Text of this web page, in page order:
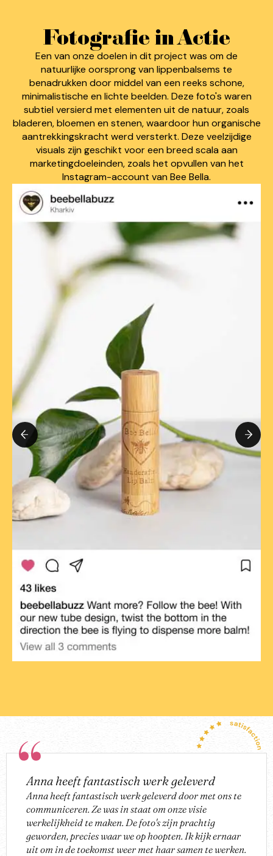
Fotografie in Actie
Een van onze doelen in dit project was om de
natuurlijke oorsprong van lippenbalsems te
benadrukken door middel van een reeks schone,
minimalistische en lichte beelden. Deze foto's waren
subtiel versierd met elementen uit de natuur, zoals
bladeren, bloemen en stenen, waardoor hun organische
aantrekkingskracht werd versterkt. Deze veelzijdige
visuals zijn geschikt voor een breed scala aan
marketingdoeleinden, zoals het opvullen van het
Instagram-account van Bee Bella.
Anna heeft fantastisch werk geleverd
Anna heeft fantastisch werk geleverd door met ons te
communiceren. Ze was in staat om onze visie
werkelijkheid te maken. De foto's zijn prachtig
geworden, precies waar we op hoopten. Ik kijk ernaar
uit om in de toekomst weer met haar samen te werken.